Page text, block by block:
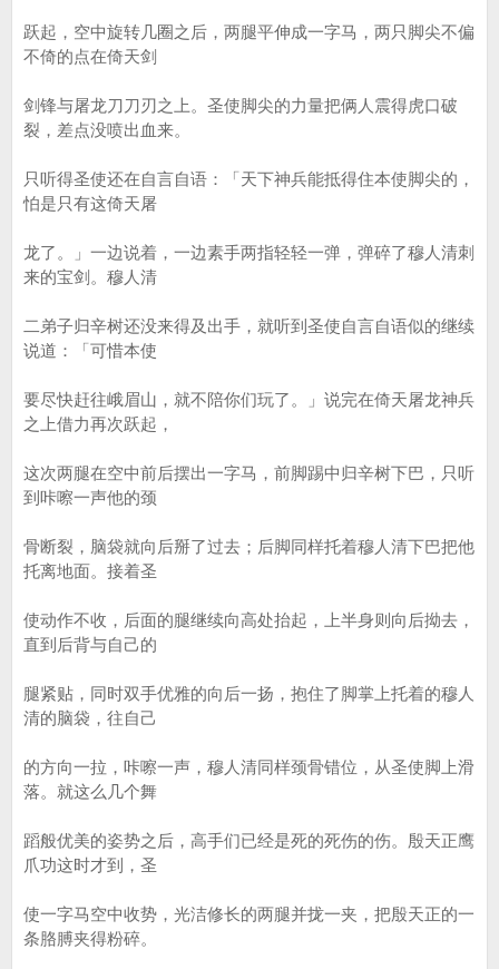
跃起，空中旋转几圈之后，两腿平伸成一字马，两只脚尖不偏
不倚的点在倚天剑
剑锋与屠龙刀刀刃之上。圣使脚尖的力量把俩人震得虎口破
裂，差点没喷出血来。
只听得圣使还在自言自语：「天下神兵能抵得住本使脚尖的，
怕是只有这倚天屠
龙了。」一边说着，一边素手两指轻轻一弹，弹碎了穆人清刺
来的宝剑。穆人清
二弟子归辛树还没来得及出手，就听到圣使自言自语似的继续
说道：「可惜本使
要尽快赶往峨眉山，就不陪你们玩了。」说完在倚天屠龙神兵
之上借力再次跃起，
这次两腿在空中前后摆出一字马，前脚踢中归辛树下巴，只听
到咔嚓一声他的颈
骨断裂，脑袋就向后掰了过去；后脚同样托着穆人清下巴把他
托离地面。接着圣
使动作不收，后面的腿继续向高处抬起，上半身则向后拗去，
直到后背与自己的
腿紧贴，同时双手优雅的向后一扬，抱住了脚掌上托着的穆人
清的脑袋，往自己
的方向一拉，咔嚓一声，穆人清同样颈骨错位，从圣使脚上滑
落。就这么几个舞
蹈般优美的姿势之后，高手们已经是死的死伤的伤。殷天正鹰
爪功这时才到，圣
使一字马空中收势，光洁修长的两腿并拢一夹，把殷天正的一
条胳膊夹得粉碎。